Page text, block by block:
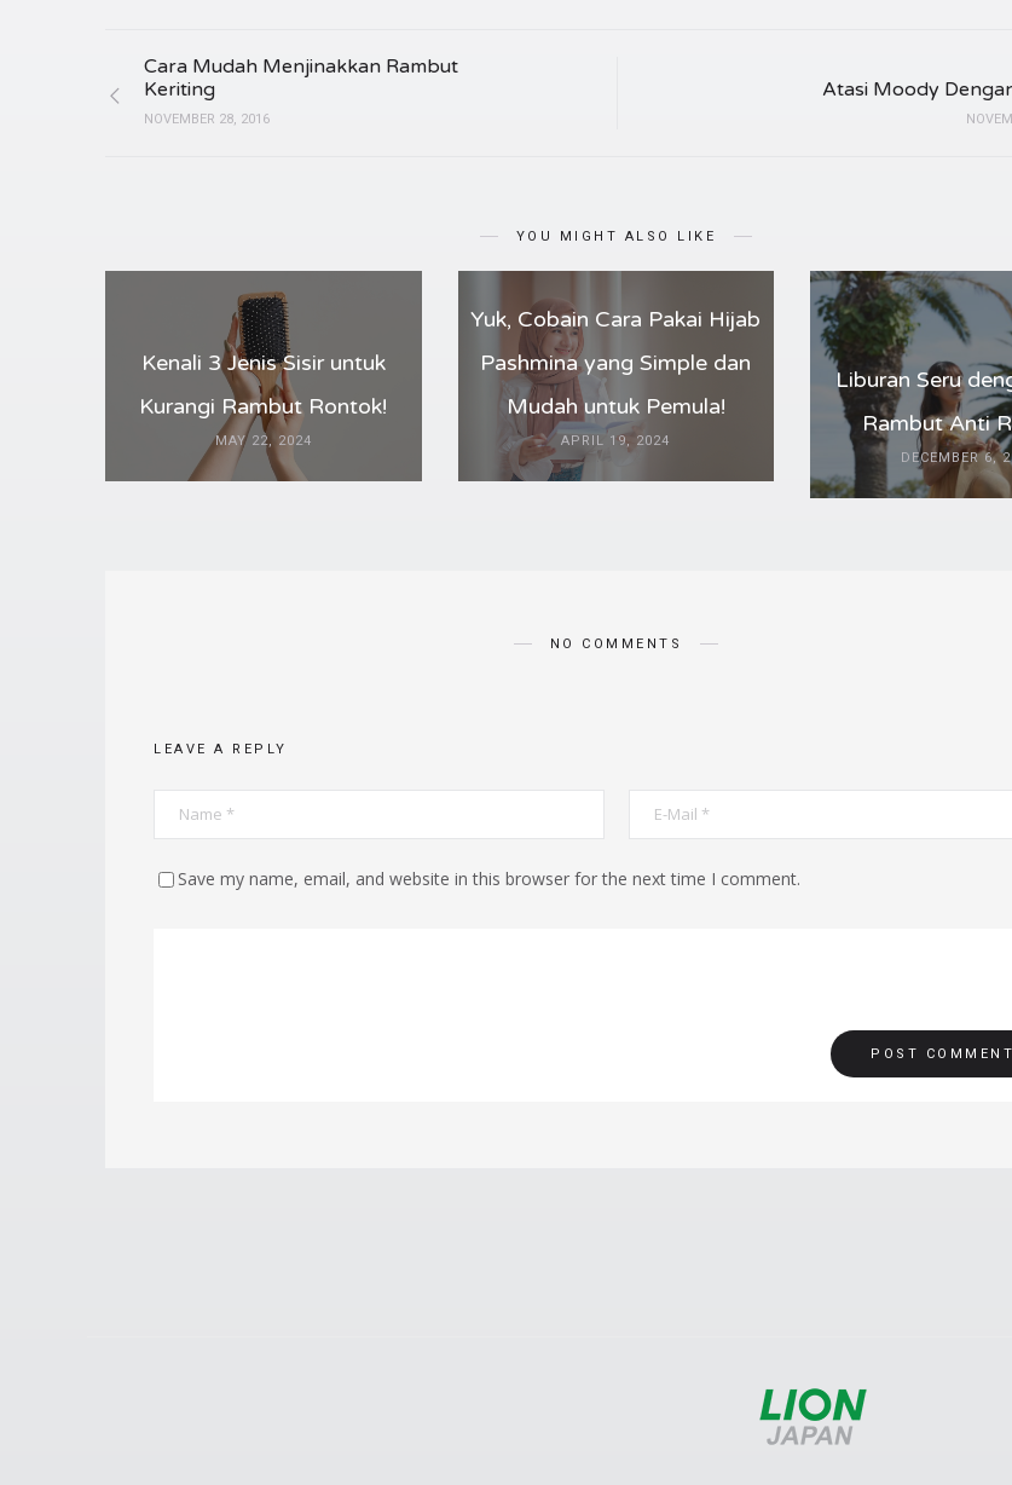
Cara Mudah Menjinakkan Rambut
Keriting
NOVEMBER 28, 2016
Atasi Moody
YOU MIGHT ALSO LIKE
Kenali 3 Jenis Sisir untuk
Kurangi Rambut Rontok!
MAY 22, 2024
Yuk, Cobain Cara Pakai Hijab
Pashmina yang Simple dan
Mudah untuk Pemula!
APRIL 19, 2024
Liburan Seru
Rambut Anti
DECEMBER 6,
NO COMMENTS
LEAVE A REPLY
Save my name, email, and website in this browser for the next time I comment.